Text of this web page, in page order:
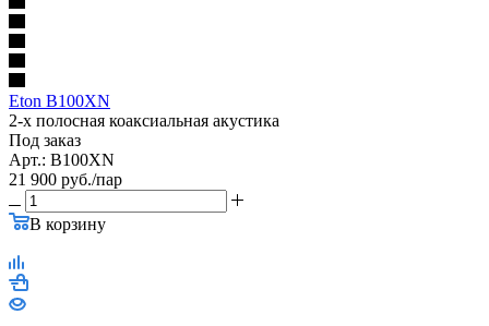
Eton B100XN
2-х полосная коаксиальная акустика
Под заказ
Арт.: B100XN
21 900 руб./пар
В корзину